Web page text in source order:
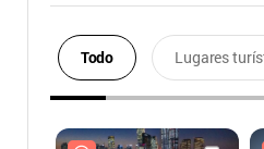
Todo Lugares